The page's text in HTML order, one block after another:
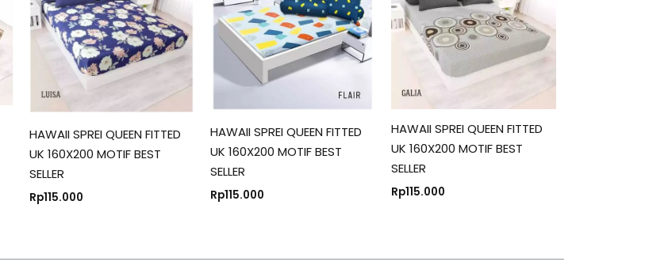
HAWAII SPREI QUEEN FITTED
UK 160X200 MOTIF BEST
SELLER
Rp115.000
HAWAII SPREI QUEEN FITTED
UK 160X200 MOTIF BEST
SELLER
Rp115.000
HAWAII SPREI QUEEN FITTED
UK 160X200 MOTIF BEST
SELLER
Rp115.000